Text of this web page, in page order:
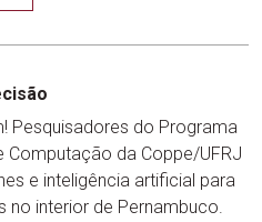
Pesquisadores do Programa
Computação da Coppe/UFRJ
e inteligência artificial para
interior de Pernambuco.